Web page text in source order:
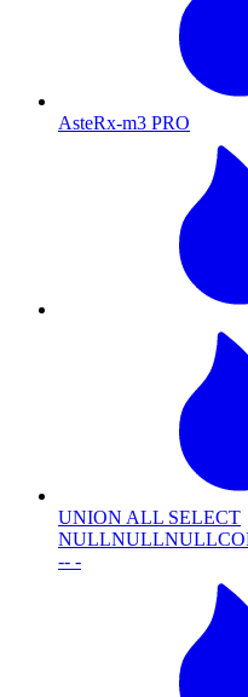
AsteRx-m3 PRO
UNION ALL SELECT
-- -